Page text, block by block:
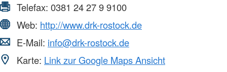
Telefax: 0381 24 27 9 9100
Web: http://www.drk-rostock.de
E-Mail: info@drk-rostock.de
Karte: Link zur Google Maps Ansicht